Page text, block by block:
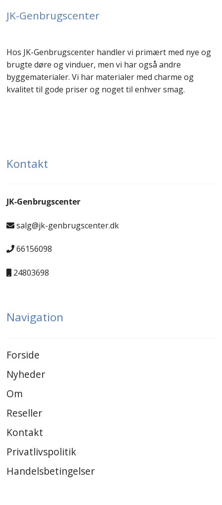
JK-Genbrugscenter
Hos JK-Genbrugscenter handler vi primært med nye og
brugte døre og vinduer, men vi har også andre
byggematerialer. Vi har materialer med charme og
kvalitet til gode priser og noget til enhver smag.
Kontakt
JK-Genbrugscenter
salg@jk-genbrugscenter.dk
66156098
24803698
Navigation
Forside
Nyheder
Om
Reseller
Kontakt
Privatlivspolitik
Handelsbetingelser